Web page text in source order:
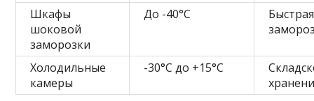
Шкафы
шоковой
заморозки
До -40°C
Быстрая
Холодильные
камеры
-30°C до +15°C